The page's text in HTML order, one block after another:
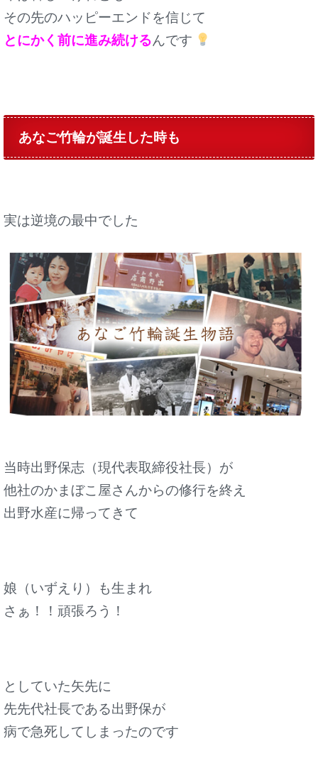
その先のハッピーエンドを信じて
とにかく前に進み続けるんです
あなご竹輪が誕生した時も
実は逆境の最中でした
当時出野保志（現代表取締役社長）が
他社のかまぼこ屋さんからの修行を終え
出野水産に帰ってきて
娘（いずえり）も生まれ
さぁ！！頑張ろう！
としていた矢先に
先先代社長である出野保が
病で急死してしまったのです